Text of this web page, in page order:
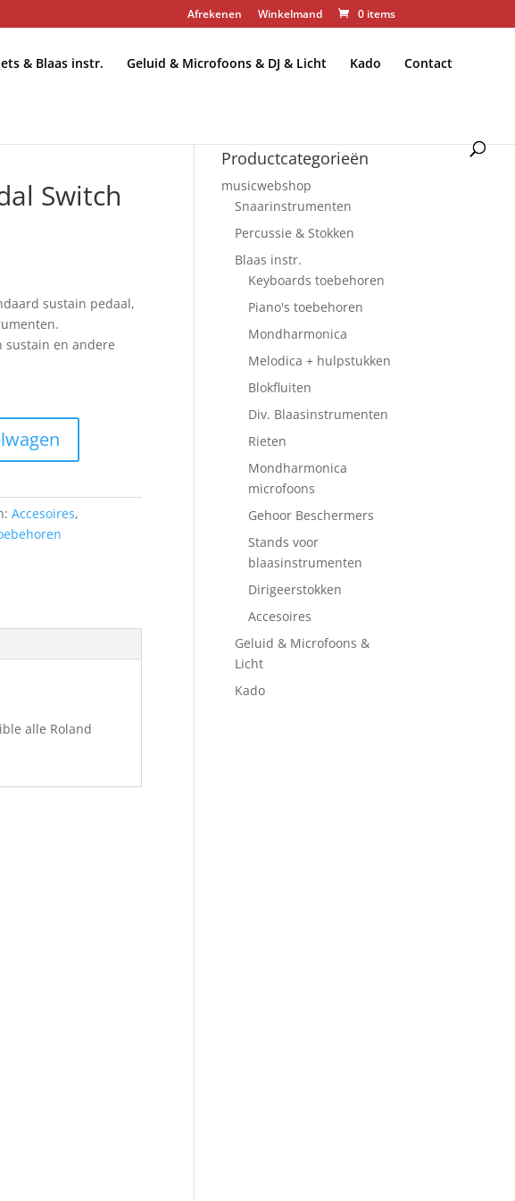
Afrekenen Winkelmand 0 items
& Blaas instr. Geluid & Microfoons & DJ & Licht Kado Contact
Switch
sustain pedaal,
sustain en andere
Accesoires,
alle Roland
Productcategorieën
musicwebshop
Snaarinstrumenten
Percussie & Stokken
Blaas instr.
Keyboards toebehoren
Piano's toebehoren
Mondharmonica
Melodica + hulpstukken
Blokfluiten
Div. Blaasinstrumenten
Rieten
Mondharmonica
microfoons
Gehoor Beschermers
Stands voor
blaasinstrumenten
Dirigeerstokken
Accesoires
Geluid & Microfoons &
Licht
Kado